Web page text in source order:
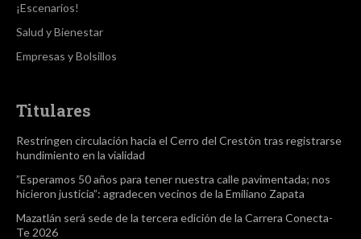
¡Escenarios!
Salud y Bienestar
Empresas y Bolsillos
Titulares
Restringen circulación hacia el Cerro del Crestón tras registrarse
hundimiento en la vialidad
”Esperamos 50 años para tener nuestra calle pavimentada; nos
hicieron justicia”: agradecen vecinos de la Emiliano Zapata
Mazatlán será sede de la tercera edición de la Carrera Conecta-
Te 2026